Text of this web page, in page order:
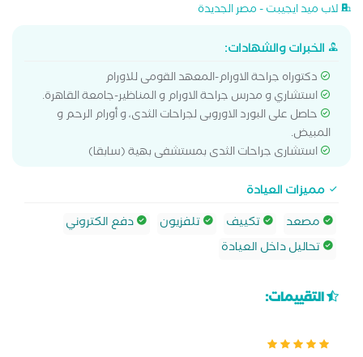
لاب ميد ايجيبت - مصر الجديدة
الخبرات والشهادات:
دكتوراه جراحة الاورام-المعهد القومى للاورام
استشاري و مدرس جراحة الاورام و المناظير-جامعة القاهرة.
حاصل على البورد الاوروبى لجراحات الثدى، و أورام الرحم و
المبيض.
استشارى جراحات الثدى بمستشفى بهية (سابقا)
مميزات العيادة
مصعد
تكييف تلفزيون
دفع الكتروني
تحاليل داخل العيادة
التقييمات: